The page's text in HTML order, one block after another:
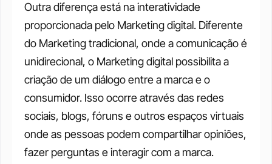
Outra diferença está na interatividade
proporcionada pelo Marketing digital. Diferente
do Marketing tradicional, onde a comunicação é
unidirecional, o Marketing digital possibilita a
criação de um diálogo entre a marca e o
consumidor. Isso ocorre através das redes
sociais, blogs, fóruns e outros espaços virtuais
onde as pessoas podem compartilhar opiniões,
fazer perguntas e interagir com a marca.